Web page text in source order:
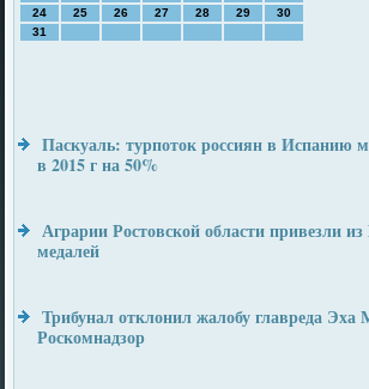
24
25 26 27 28 29
30
31
Паскуаль: турпоток россиян в Испанию
в 2015 г на 50%
Аграрии Ростовской области привезли
медалей
Трибунал отклонил жалобу главреда
Роскомнадзор